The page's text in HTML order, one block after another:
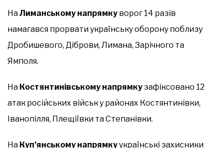
НаЛиманському напрямку ворог 14 разів
намагався прорвати українську оборону поблизу
Дробишевого, Діброви, Лимана, Зарічного та
Ямполя.
На Костянтинівському напрямку зафіксовано 12
атак російських військ у районах Костянтинівки,
Іванопілля, Плещіївки та Степанівки.
На Куп’янському напрямкуукраїнські захисники